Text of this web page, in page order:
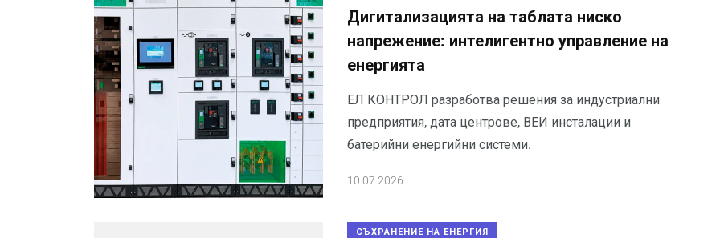
Дигитализацията на таблата ниско
напрежение: интелигентно управление на
енергията
ЕЛ КОНТРОЛ разработва решения за индустриални
предприятия, дата центрове, ВЕИ инсталации и
батерийни енергийни системи.
10.07.2026
СЪХРАНЕНИЕ НА ЕНЕРГИЯ